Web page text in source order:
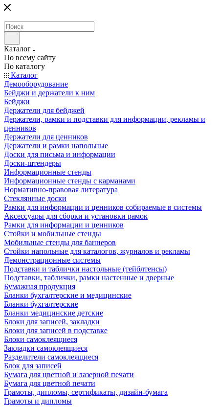
Каталог
По всему сайту
По каталогу
Каталог
Демооборудование
Бейджи и держатели к ним
Бейджи
Держатели для бейджей
Держатели, рамки и подставки для информации, рекламы и
ценников
Держатели для ценников
Держатели и рамки напольные
Доски для письма и информации
Доски-штендеры
Информационные стенды
Информационные стенды с карманами
Нормативно-правовая литература
Стеклянные доски
Рамки для информации и ценников собираемые в системы
Аксессуары для сборки и установки рамок
Рамки для информации и ценников
Стойки и мобильные стенды
Мобильные стенды для баннеров
Стойки напольные для каталогов, журналов и рекламы
Демонстрационные системы
Подставки и таблички настольные (тейблтенсы)
Подставки, таблички, рамки настенные и дверные
Бумажная продукция
Бланки бухгалтерские и медицинские
Бланки бухгалтерские
Бланки медицинские детские
Блоки для записей, закладки
Блоки для записей в подставке
Блоки самоклеящиеся
Закладки самоклеящиеся
Разделители самоклеящиеся
Блок для записей
Бумага для цветной и лазерной печати
Бумага для цветной печати
Грамоты, дипломы, сертификаты, дизайн-бумага
Грамоты и дипломы